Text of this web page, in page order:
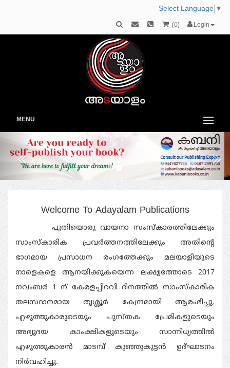
Select Language ▼
(0) Login
MENU
Previous
Welcome To Adayalam Publications
പുതിയൊരു വായനാ സംസ്കാരത്തിലേക്കും
സാംസ്കാരിക പ്രവര്‍ത്തനത്തിലേക്കും അതിന്‍റെ
ഭാഗമായ പ്രസാധന രംഗത്തേക്കും മലയാളിയുടെ
നാളെകളെ ആനയിക്കുകയെന്ന ലക്ഷ്യത്തോടെ 2017
നവംബര്‍ 1 ന് കേരളപ്പിറവി ദിനത്തില്‍ സാംസ്കാരിക
തലസ്ഥാനമായ തൃശ്ശൂര്‍ കേന്ദ്രമായി ആരംഭിച്ചു.
എഴുത്തുകാരുടെയും പുസ്തക പ്രേമികളുടെയും
അഭ്യുദയ കാംക്ഷികളുടെയും സാന്നിധ്യത്തില്‍
എഴുത്തുകാരന്‍ മാടമ്പ് കുഞ്ഞുകുട്ടന്‍ ഉദ്ഘാടനം
നിര്‍വഹിച്ചു.